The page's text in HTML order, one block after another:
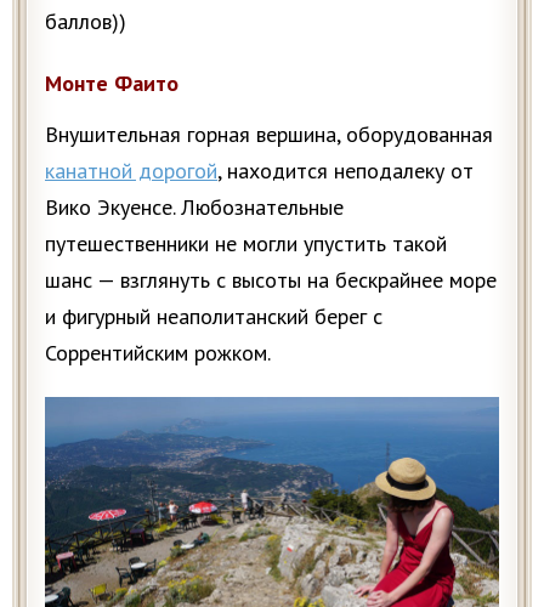
баллов))
Монте Фаито
Внушительная горная вершина, оборудованная
канатной дорогой, находится неподалеку от
Вико Экуенсе. Любознательные
путешественники не могли упустить такой
шанс — взглянуть с высоты на бескрайнее море
и фигурный неаполитанский берег с
Соррентийским рожком.